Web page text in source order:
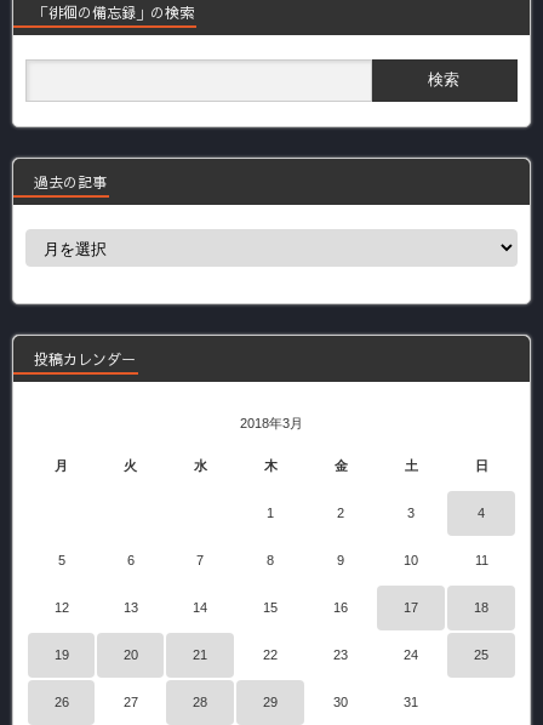
「徘徊の備忘録」の検索
過去の記事
過
事
投稿カレンダー
2018年3月
月 火 水 木 金 土 日
1 2 3 4
5 6 7 8 9 10 11
12 13 14 15 16 17 18
19 20 21 22 23 24 25
26 27 28 29 30 31